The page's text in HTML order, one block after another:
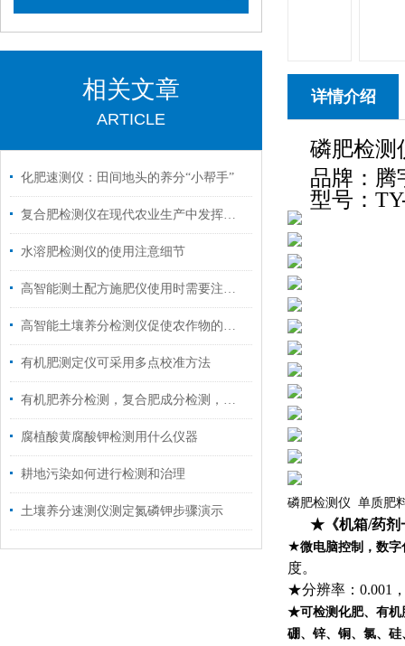
相关文章
ARTICLE
化肥速测仪：田间地头的养分“小帮手”
复合肥检测仪在现代农业生产中发挥着越来越重要的作用
水溶肥检测仪的使用注意细节
高智能测土配方施肥仪使用时需要注意这几点
高智能土壤养分检测仪促使农作物的产量增加
有机肥测定仪可采用多点校准方法
有机肥养分检测，复合肥成分检测，化肥成分检测，肥料送样检测
腐植酸黄腐酸钾检测用什么仪器
耕地污染如何进行检测和治理
土壤养分速测仪测定氮磷钾步骤演示
详情介绍
磷肥检测
品牌：腾
型号：
磷肥检测仪 单质肥
★《机箱/药剂
★微电脑控制，数
度。
★分辨率： 0.001
★可检测化肥、有机
硼、锌、铜、氯、